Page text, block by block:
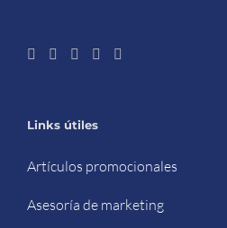
Links útiles
Artículos promocionales
Asesoría de marketing